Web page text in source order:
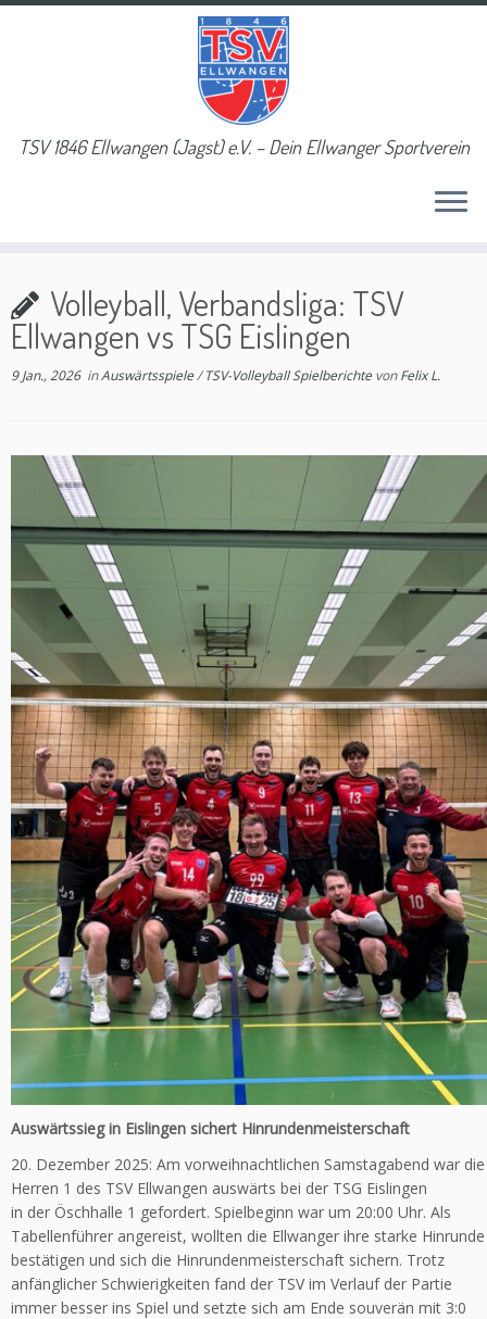
TSV 1846 Ellwangen (Jagst) e.V. – Dein Ellwanger Sportverein
Volleyball, Verbandsliga: TSV
Ellwangen vs TSG Eislingen
9 Jan., 2026inAuswärtsspiele/TSV-Volleyball Spielberichte vonFelix L.
Auswärtssieg in Eislingen sichert Hinrundenmeisterschaft
20. Dezember 2025: Am vorweihnachtlichen Samstagabend war die
Herren 1 des TSV Ellwangen auswärts bei der TSG Eislingen
in der Öschhalle 1 gefordert. Spielbeginn war um 20:00 Uhr. Als
Tabellenführer angereist, wollten die Ellwanger ihre starke Hinrunde
bestätigen und sich die Hinrundenmeisterschaft sichern. Trotz
anfänglicher Schwierigkeiten fand der TSV im Verlauf der Partie
immer besser ins Spiel und setzte sich am Ende souverän mit 3:0